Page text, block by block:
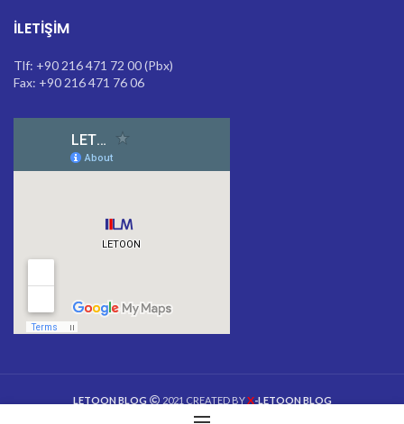
İLETIŞIM
Tlf: +90 216 471 72 00 (Pbx)
Fax: +90 216 471 76 06
LETOON BLOG 2021 CREATED BYX-LETOON BLOG